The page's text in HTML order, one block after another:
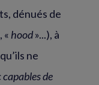
dénués de
« hood»...), à
ne
de